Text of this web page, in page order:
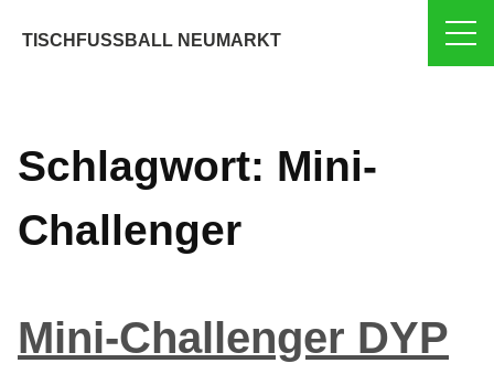
TISCHFUSSBALL NEUMARKT
Schlagwort: Mini-
Challenger
Mini-Challenger DYP